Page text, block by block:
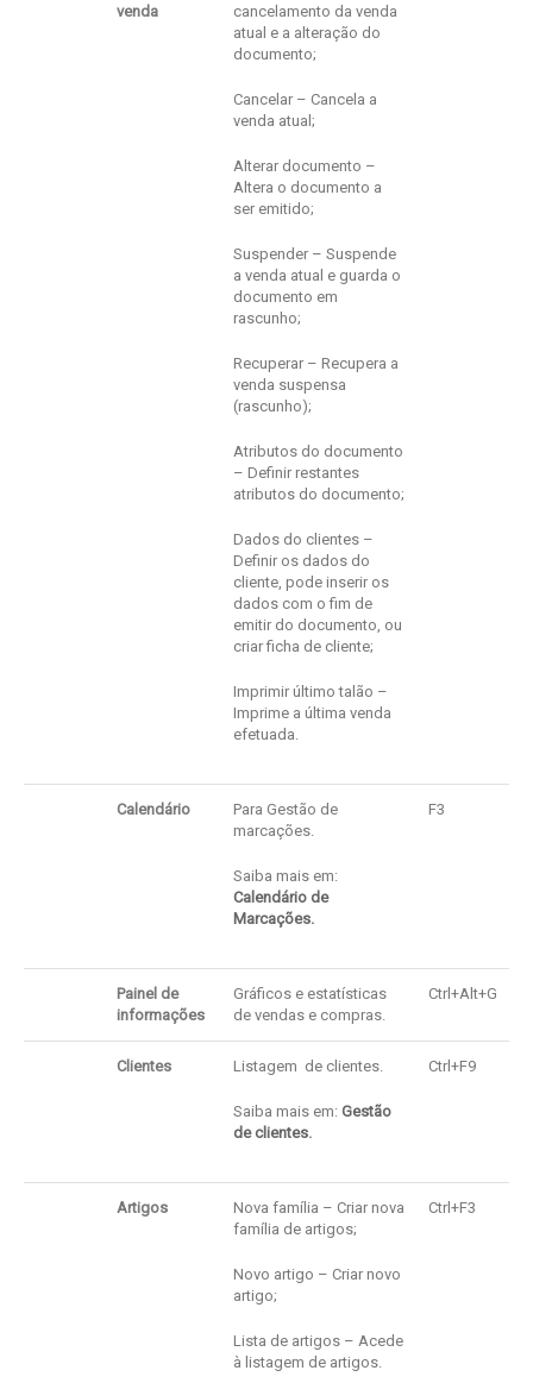
venda
cancelamento da venda
atual e a alteração do
documento;
Cancelar – Cancela a
venda atual;
Alterar documento –
Altera o documento a
ser emitido;
Suspender – Suspende
a venda atual e guarda o
documento em
rascunho;
Recuperar – Recupera a
venda suspensa
(rascunho);
Atributos do documento
– Definir restantes
atributos do documento;
Dados do clientes –
Definir os dados do
cliente, pode inserir os
dados com o fim de
emitir do documento, ou
criar ficha de cliente;
Imprimir último talão –
Imprime a última venda
efetuada.
Calendário
Para Gestão de
marcações.
Saiba mais em:
Calendário de
Marcações.
F3
Painel de
informações
Gráficos e estatísticas
de vendas e compras.
Ctrl+Alt+G
Clientes Listagem de clientes.
Saiba mais em: Gestão
de clientes.
Ctrl+F9
Artigos
Nova família – Criar nova
família de artigos;
Novo artigo – Criar novo
artigo;
Lista de artigos – Acede
à listagem de artigos.
Ctrl+F3